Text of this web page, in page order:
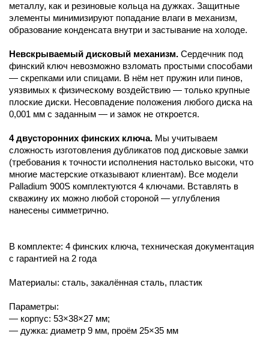
металлу, как и резиновые кольца на дужках. Защитные
элементы минимизируют попадание влаги в механизм,
образование конденсата внутри и застывание на холоде.
Невскрываемый дисковый механизм. Сердечник под
финский ключ невозможно взломать простыми способами
— скрепками или спицами. В нём нет пружин или пинов,
уязвимых к физическому воздействию — только крупные
плоские диски. Несовпадение положения любого диска на
0,001 мм с заданным — и замок не откроется.
4 двусторонних финских ключа. Мы учитываем
сложность изготовления дубликатов под дисковые замки
(требования к точности исполнения настолько высоки, что
многие мастерские отказывают клиентам). Все модели
Palladium 900S комплектуются 4 ключами. Вставлять в
скважину их можно любой стороной — углубления
нанесены симметрично.
В комплекте: 4 финских ключа, техническая документация
с гарантией на 2 года
Материалы: сталь, закалённая сталь, пластик
Параметры:
— корпус: 53×38×27 мм;
— дужка: диаметр 9 мм, проём 25×35 мм